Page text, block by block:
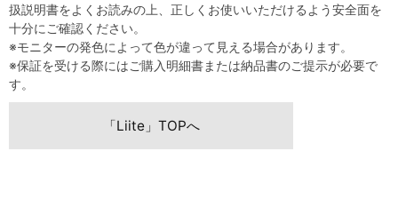
扱説明書をよくお読みの上、正しくお使いいただけるよう安全面を
十分にご確認ください。
※モニターの発色によって色が違って見える場合があります。
※保証を受ける際にはご購入明細書または納品書のご提示が必要で
す。
「Liite」TOPへ